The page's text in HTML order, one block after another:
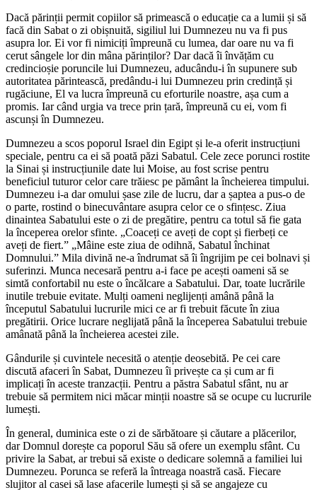
Dacă părinții permit copiilor să primească o educație ca a lumii și să
facă din Sabat o zi obișnuită, sigiliul lui Dumnezeu nu va fi pus
asupra lor. Ei vor fi nimiciți împreună cu lumea, dar oare nu va fi
cerut sângele lor din mâna părinților? Dar dacă îi învățăm cu
credincioșie poruncile lui Dumnezeu, aducându-i în supunere sub
autoritatea părintească, predându-i lui Dumnezeu prin credință și
rugăciune, El va lucra împreună cu eforturile noastre, așa cum a
promis. Iar când urgia va trece prin țară, împreună cu ei, vom fi
ascunși în Dumnezeu.
Dumnezeu a scos poporul Israel din Egipt și le-a oferit instrucțiuni
speciale, pentru ca ei să poată păzi Sabatul. Cele zece porunci rostite
la Sinai și instrucțiunile date lui Moise, au fost scrise pentru
beneficiul tuturor celor care trăiesc pe pământ la încheierea timpului.
Dumnezeu i-a dar omului șase zile de lucru, dar a șaptea a pus-o de
o parte, rostind o binecuvântare asupra celor ce o sfințesc. Ziua
dinaintea Sabatului este o zi de pregătire, pentru ca totul să fie gata
la începerea orelor sfinte. „Coaceți ce aveți de copt și fierbeți ce
aveți de fiert.” „Mâine este ziua de odihnă, Sabatul închinat
Domnului.” Mila divină ne-a îndrumat să îi îngrijim pe cei bolnavi și
suferinzi. Munca necesară pentru a-i face pe acești oameni să se
simtă confortabil nu este o încălcare a Sabatului. Dar, toate lucrările
inutile trebuie evitate. Mulți oameni neglijenți amână până la
începutul Sabatului lucrurile mici ce ar fi trebuit făcute în ziua
pregătirii. Orice lucrare neglijată până la începerea Sabatului trebuie
amânată până la încheierea acestei zile.
Gândurile și cuvintele necesită o atenție deosebită. Pe cei care
discută afaceri în Sabat, Dumnezeu îi privește ca și cum ar fi
implicați în aceste tranzacții. Pentru a păstra Sabatul sfânt, nu ar
trebuie să permitem nici măcar minții noastre să se ocupe cu lucrurile
lumești.
În general, duminica este o zi de sărbătoare și căutare a plăcerilor,
dar Domnul dorește ca poporul Său să ofere un exemplu sfânt. Cu
privire la Sabat, ar trebui să existe o dedicare solemnă a familiei lui
Dumnezeu. Porunca se referă la întreaga noastră casă. Fiecare
slujitor al casei să lase afacerile lumești și să se angajeze cu